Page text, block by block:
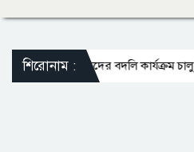
শিরোনাম :
শিক্ষকদের বদলি কার্যক্রম চালু